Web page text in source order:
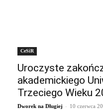
CeSiR
Uroczyste
akademickiego
Trzeciego Wieku
Dworek na Długiej - 10 czerwca